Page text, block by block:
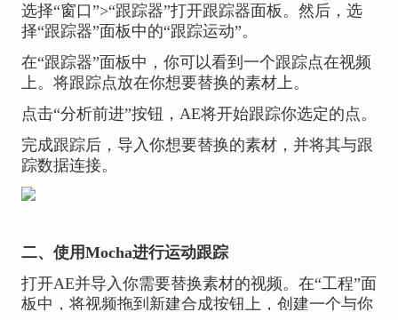
选择“窗口”>“跟踪器”打开跟踪器面板。然后，选
择“跟踪器”面板中的“跟踪运动”。
在“跟踪器”面板中，你可以看到一个跟踪点在视频
上。将跟踪点放在你想要替换的素材上。
点击“分析前进”按钮，AE将开始跟踪你选定的点。
完成跟踪后，导入你想要替换的素材，并将其与跟
踪数据连接。
二、使用Mocha进行运动跟踪
打开AE并导入你需要替换素材的视频。在“工程”面
板中，将视频拖到新建合成按钮上，创建一个与你